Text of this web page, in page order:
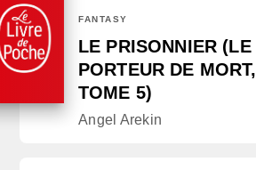
FANTASY
LE PRISONNIER (LE
PORTEUR DE MORT,
TOME 5)
Angel Arekin